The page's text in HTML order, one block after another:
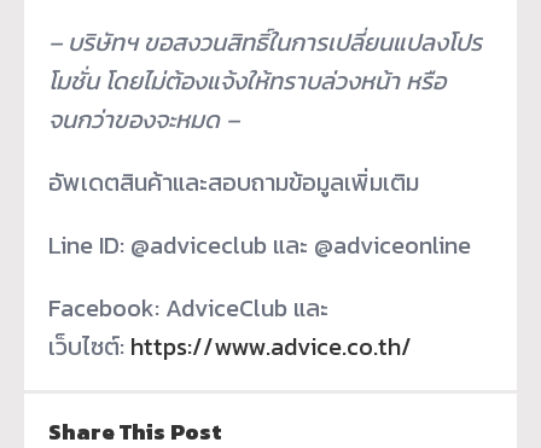
– บริษัทฯ ขอสงวนสิทธิ์ในการเปลี่ยนแปลงโปร
โมชั่น โดยไม่ต้องแจ้งให้ทราบล่วงหน้า หรือ
จนกว่าของจะหมด –
อัพเดตสินค้าและสอบถามข้อมูลเพิ่มเติม
Line ID: @adviceclub และ @adviceonline
Facebook: AdviceClub และ
เว็บไซต์: https://www.advice.co.th/
Share This Post